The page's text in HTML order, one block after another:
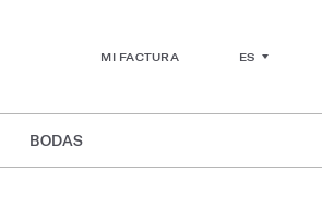
MI FACTURA ES
BODAS